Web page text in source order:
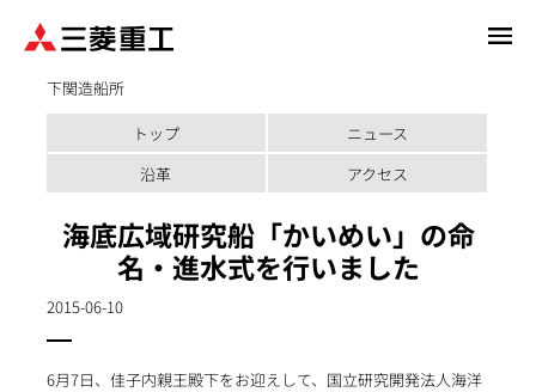
下関造船所
トップ
ニュース
沿革
アクセス
海底広域研究船「かいめい」の命
名・進水式を行いました
2015-06-10
6月7日、佳子内親王殿下をお迎えして、国立研究開発法人海洋